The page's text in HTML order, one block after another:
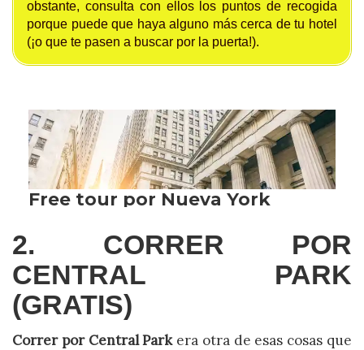
obstante, consulta con ellos los puntos de recogida
porque puede que haya alguno más cerca de tu hotel
(¡o que te pasen a buscar por la puerta!).
2. CORRER POR
CENTRAL PARK
(GRATIS)
Correr por Central Park era otra de esas cosas que